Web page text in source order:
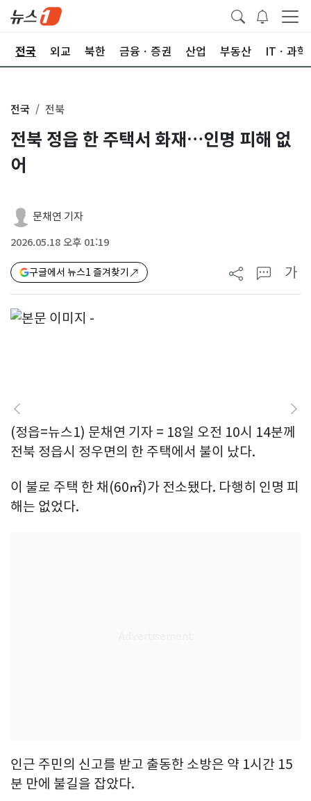
전국 외교 북한 금융ㆍ증권 산업 부동산 ITㆍ과학
전국 전북
전북 정읍 한 주택서 화재…인명 피해 없
어
문채연 기자
2026.05.18 오후 01:19
구글에서 뉴스1 즐겨찾기 가
(정읍=뉴스1) 문채연 기자 = 18일 오전 10시 14분께
전북 정읍시 정우면의 한 주택에서 불이 났다.
이 불로 주택 한 채(60㎡)가 전소됐다. 다행히 인명 피
해는 없었다.
인근 주민의 신고를 받고 출동한 소방은 약 1시간 15
분 만에 불길을 잡았다.